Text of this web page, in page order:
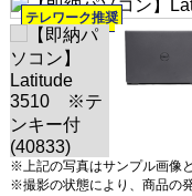
テレワーク推奨
※上記の写真はサンプル画像
※撮影の状態により、商品の